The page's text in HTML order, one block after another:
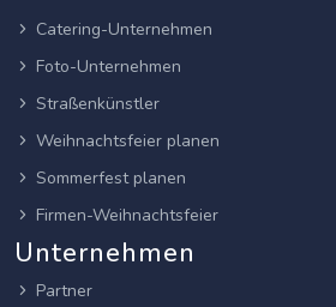
Catering-Unternehmen
Foto-Unternehmen
Straßenkünstler
Weihnachtsfeier planen
Sommerfest planen
Firmen-Weihnachtsfeier
Unternehmen
Partner